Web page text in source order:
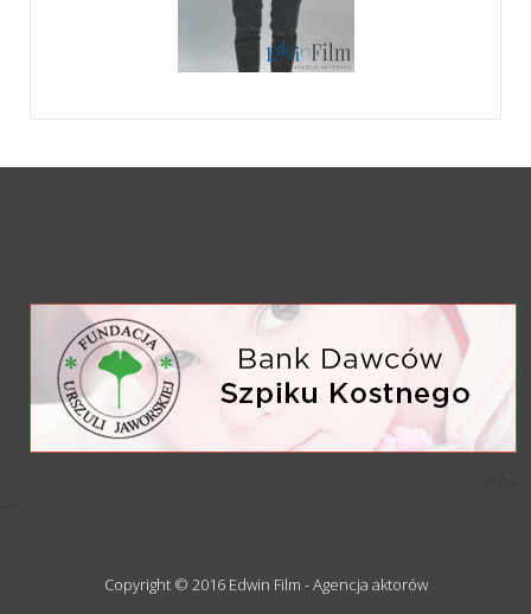
Copyright © 2016 Edwin Film - Agencja aktorów